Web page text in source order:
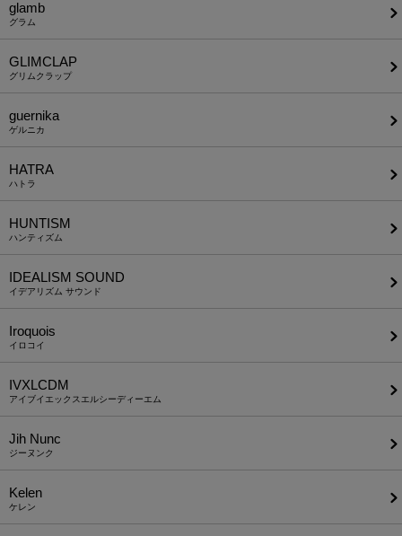
glamb
グラム
GLIMCLAP
グリムクラップ
guernika
ゲルニカ
HATRA
ハトラ
HUNTISM
ハンティズム
IDEALISM SOUND
イデアリズム サウンド
Iroquois
イロコイ
IVXLCDM
アイブイエックスエルシーディーエム
Jih Nunc
ジーヌンク
Kelen
ケレン